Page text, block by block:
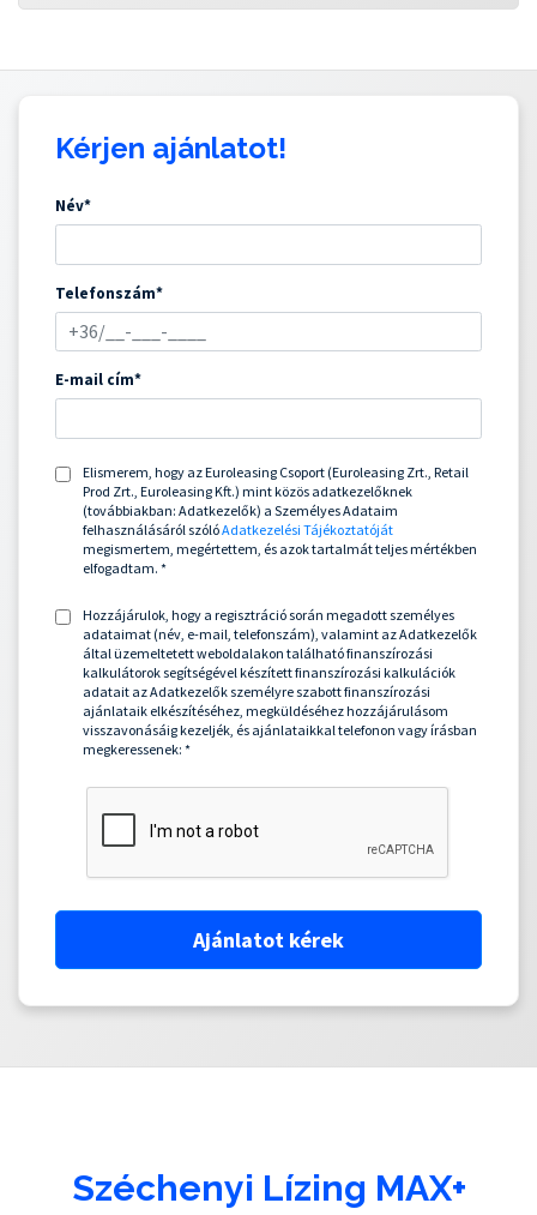
Kérjen ajánlatot!
Név*
Telefonszám*
E-mail cím*
Elismerem, hogy az Euroleasing Csoport (Euroleasing Zrt., Retail
Prod Zrt., Euroleasing Kft.) mint közös adatkezelőknek
(továbbiakban: Adatkezelők) a Személyes Adataim
felhasználásáról szólóAdatkezelési Tájékoztatóját
megismertem, megértettem, és azok tartalmát teljes mértékben
elfogadtam. *
Hozzájárulok, hogy a regisztráció során megadott személyes
adataimat (név, e-mail, telefonszám), valamint az Adatkezelők
által üzemeltetett weboldalakon található finanszírozási
kalkulátorok segítségével készített finanszírozási kalkulációk
adatait az Adatkezelők személyre szabott finanszírozási
ajánlataik elkészítéséhez, megküldéséhez hozzájárulásom
visszavonásáig kezeljék, és ajánlataikkal telefonon vagy írásban
megkeressenek: *
Ajánlatot kérek
Széchenyi Lízing MAX+